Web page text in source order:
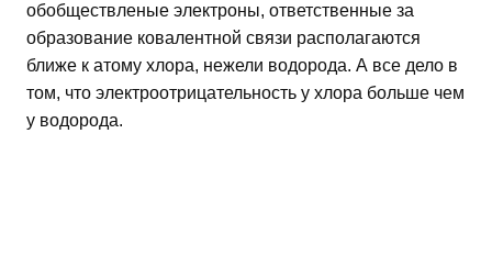
обобществленые электроны, ответственные за
образование ковалентной связи располагаются
ближе к атому хлора, нежели водорода. А все дело в
том, что электроотрицательность у хлора больше чем
у водорода.